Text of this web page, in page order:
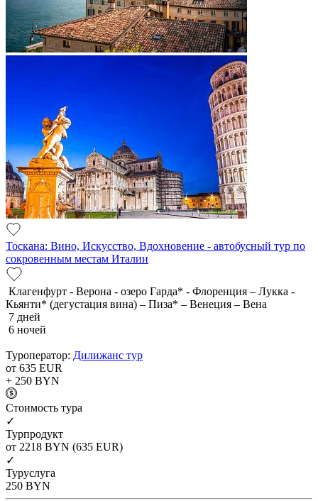
Тоскана: Вино, Искусство, Вдохновение - автобусный тур по
сокровенным местам Италии
Клагенфурт - Верона - озеро Гарда* - Флоренция – Лукка -
Кьянти* (дегустация вина) – Пиза* – Венеция – Вена
7 дней
6 ночей
Туроператор: Дилижанс тур
от 635 EUR
+ 250 BYN
Cтоимость тура
✓
Турпродукт
от 2218 BYN (635 EUR)
✓
Туруслуга
250 BYN